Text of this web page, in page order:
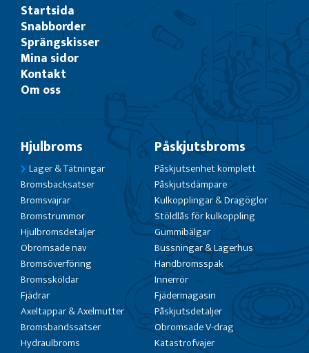
Startsida
Snabborder
Sprängskisser
Mina sidor
Kontakt
Om oss
Hjulbroms
Lager & Tätningar
Bromsbacksatser
Bromsvajrar
Bromstrummor
Hjulbromsdetaljer
Obromsade nav
Bromsöverföring
Bromssköldar
Fjädrar
Axeltappar & Axelmutter
Bromsbandssatser
Hydraulbroms
Påskjutsbroms
Påskjutsenhet komplett
Påskjutsdämpare
Kulkopplingar & Dragöglor
Stöldlås för kulkoppling
Gummibälgar
Bussningar & Lagerhus
Handbromsspak
Innerrör
Fjädermagasin
Påskjutsdetaljer
Obromsade V-drag
Katastrofvajer